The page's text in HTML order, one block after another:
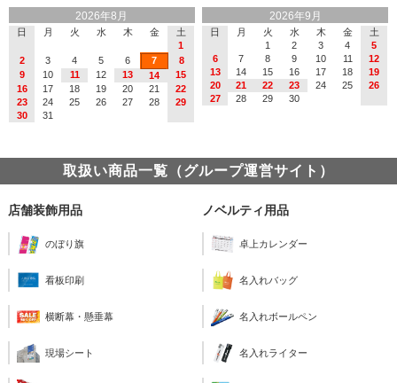
2026年8月
日 月 火 水 木 金
土
1
2
3 4 5 6 7
8
9
10 11 12 13 14
15
16
17 18 19 20 21
22
23
24 25 26 27 28
29
30
31
2026年9月
日 月 火 水 木 金
土
1
2 3 4
5
6
7 8 9 10 11
12
13
14 15 16 17 18
19
20
21 22 23 24 25
26
27
28 29 30
取扱い商品一覧（グループ運営サイト）
店舗装飾用品
のぼり旗
看板印刷
横断幕・懸垂幕
現場シート
ノベルティ用品
卓上カレンダー
名入れバッグ
名入れボールペン
名入れライター